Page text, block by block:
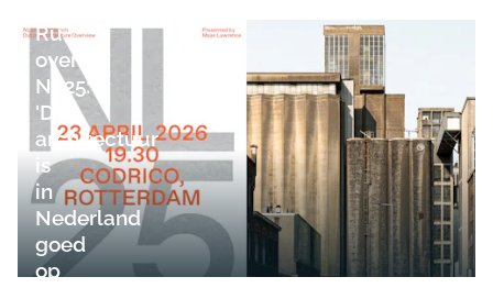
Ru
over
NL25:
'De
architectuur
is
in
Nederland
goed
op